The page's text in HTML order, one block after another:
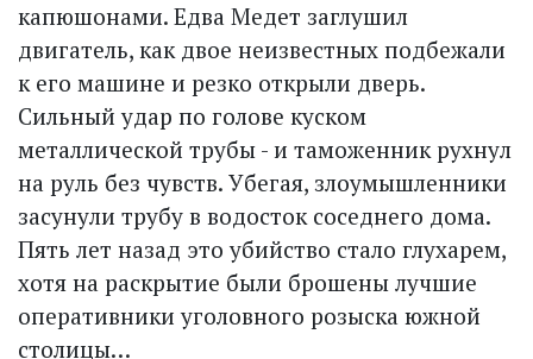
капюшонами. Едва Медет заглушил
двигатель, как двое неизвестных подбежали
к его машине и резко открыли дверь.
Сильный удар по голове куском
металлической трубы - и таможенник рухнул
на руль без чувств. Убегая, злоумышленники
засунули трубу в водосток соседнего дома.
Пять лет назад это убийство стало глухарем,
хотя на раскрытие были брошены лучшие
оперативники уголовного розыска южной
столицы…